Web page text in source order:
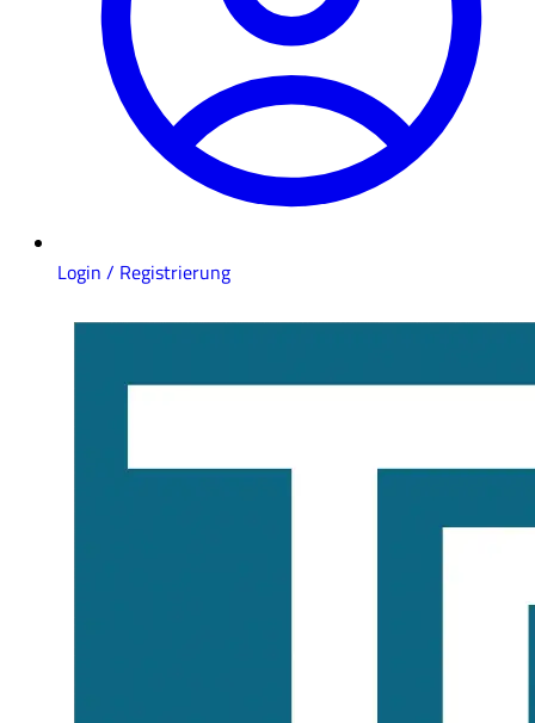
Login / Registrierung